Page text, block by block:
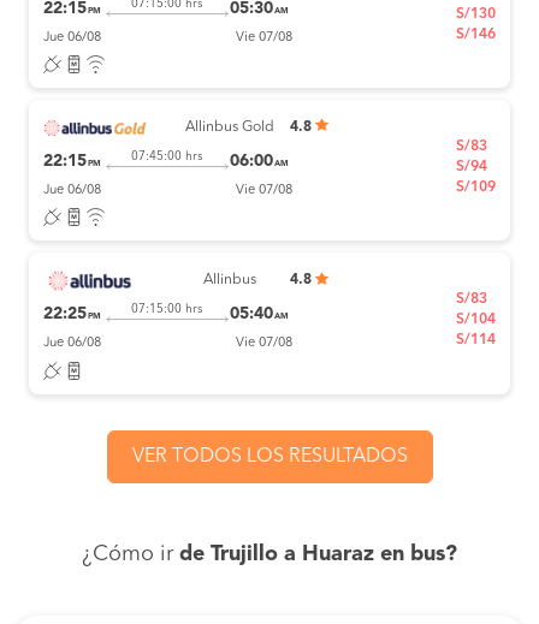
22:15 PM
07:15:00 hrs 05:30AM
Jue 06/08 Vie 07/08
S/130
S/146
Allinbus Gold 4.8
22:15 PM
07:45:00 hrs 06:00AM
Jue 06/08 Vie 07/08
S/83
S/94
S/109
Allinbus 4.8
22:25 PM
07:15:00 hrs 05:40AM
Jue 06/08 Vie 07/08
S/83
S/104
S/114
VER TODOS LOS RESULTADOS
¿Cómo ir de Trujillo a Huaraz en bus?